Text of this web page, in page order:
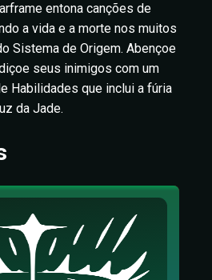
entona canções de
a vida e a morte nos muitos
Sistema de Origem. Abençoe
seus inimigos com um
Habilidades que inclui a fúria
da Jade.